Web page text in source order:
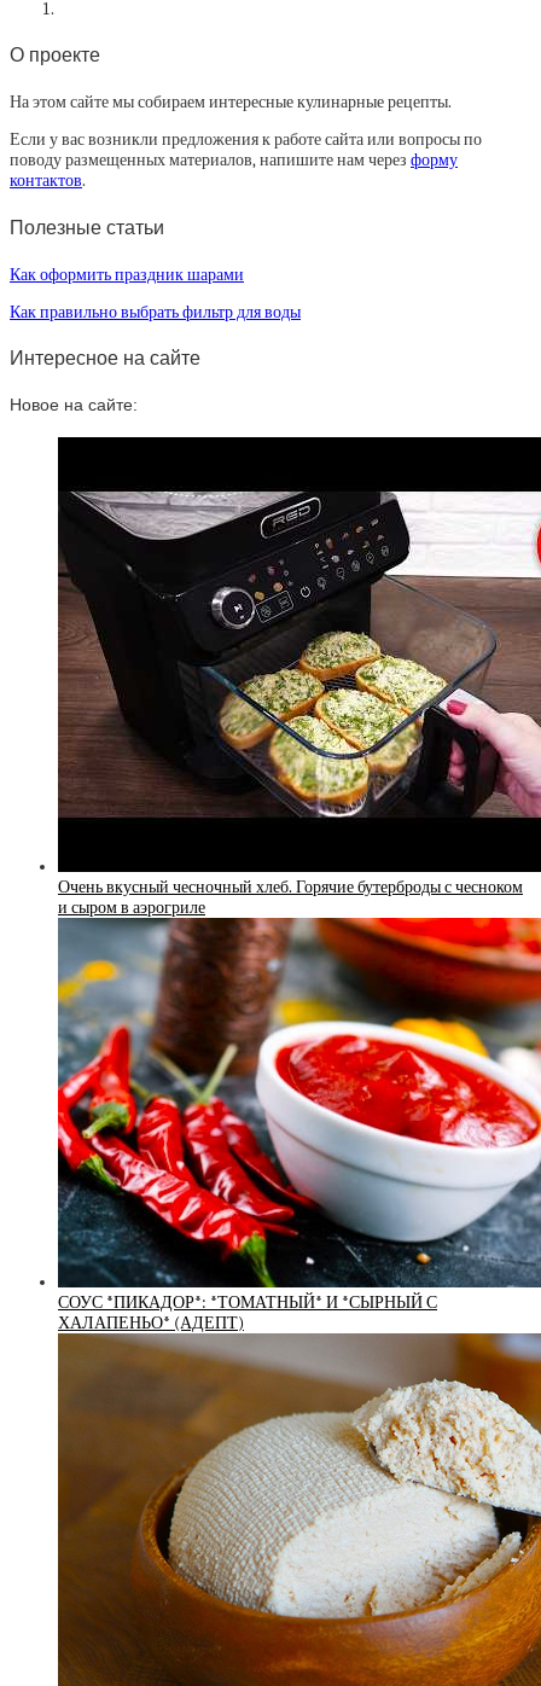
О проекте
На этом сайте мы собираем интересные кулинарные рецепты.
Если у вас возникли предложения к работе сайта или вопросы по
поводу размещенных материалов, напишите нам через форму
контактов.
Полезные статьи
Как оформить праздник шарами
Как правильно выбрать фильтр для воды
Интересное на сайте
Новое на сайте:
Очень вкусный чесночный хлеб. Горячие бутерброды с чесноком
и сыром в аэрогриле
СОУС *ПИКАДОР*: *ТОМАТНЫЙ* И *СЫРНЫЙ С
ХАЛАПЕНЬО* (АДЕПТ)